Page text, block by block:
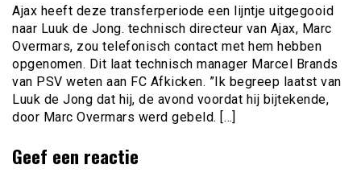
Ajax heeft deze transferperiode een lijntje uitgegooid
naar Luuk de Jong. technisch directeur van Ajax, Marc
Overmars, zou telefonisch contact met hem hebben
opgenomen. Dit laat technisch manager Marcel Brands
van PSV weten aan FC Afkicken. ”Ik begreep laatst van
Luuk de Jong dat hij, de avond voordat hij bijtekende,
door Marc Overmars werd gebeld. […]
Geef een reactie